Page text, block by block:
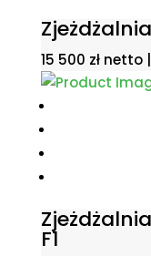
15 500 zł netto |
F1